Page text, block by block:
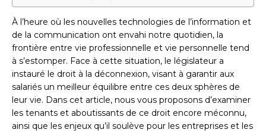
À l’heure où les nouvelles technologies de l’information et
de la communication ont envahi notre quotidien, la
frontière entre vie professionnelle et vie personnelle tend
à s’estomper. Face à cette situation, le législateur a
instauré le droit à la déconnexion, visant à garantir aux
salariés un meilleur équilibre entre ces deux sphères de
leur vie. Dans cet article, nous vous proposons d’examiner
les tenants et aboutissants de ce droit encore méconnu,
ainsi que les enjeux qu’il soulève pour les entreprises et les